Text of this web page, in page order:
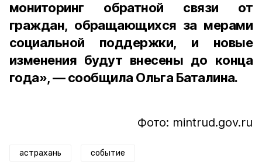
мониторинг обратной связи от
граждан, обращающихся за мерами
социальной поддержки, и новые
изменения будут внесены до конца
года», — сообщила Ольга Баталина.
Фото: mintrud.gov.ru
астрахань событие